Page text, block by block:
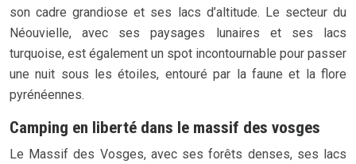
son cadre grandiose et ses lacs d’altitude. Le secteur du
Néouvielle, avec ses paysages lunaires et ses lacs
turquoise, est également un spot incontournable pour passer
une nuit sous les étoiles, entouré par la faune et la flore
pyrénéennes.
Camping en liberté dans le massif des vosges
Le Massif des Vosges, avec ses forêts denses, ses lacs